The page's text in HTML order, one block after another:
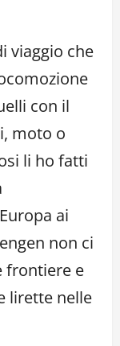
viaggio che
con il
moto o
li ho fatti
ai
non ci
frontiere e
lirette nelle